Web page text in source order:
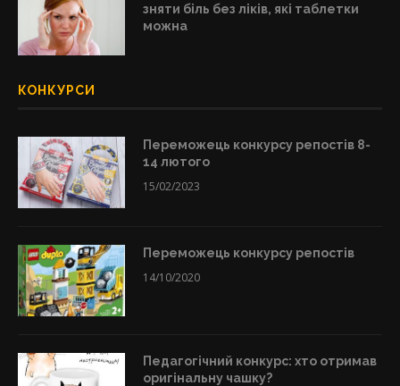
зняти біль без ліків, які таблетки
можна
КОНКУРСИ
Переможець конкурсу репостів 8-
14 лютого
15/02/2023
Переможець конкурсу репостів
14/10/2020
Педагогічний конкурс: хто отримав
оригінальну чашку?